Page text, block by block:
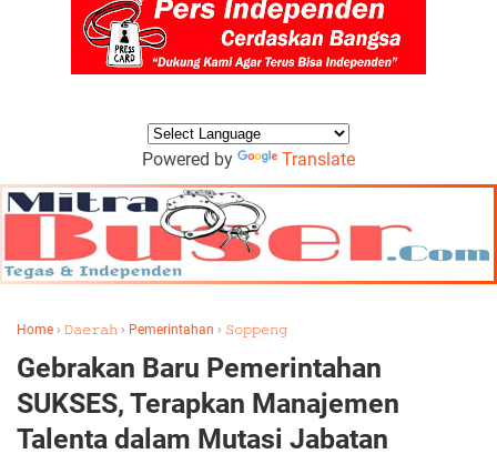
Powered by Translate
Home › 𝙳𝚊𝚎𝚛𝚊𝚑 › Pemerintahan › 𝚂𝚘𝚙𝚙𝚎𝚗𝚐
Gebrakan Baru Pemerintahan
SUKSES, Terapkan Manajemen
Talenta dalam Mutasi Jabatan